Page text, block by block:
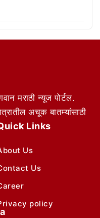
मराठी न्यूज पोर्टल.
अचूक बातम्यांसाठी
Links
Us
Us
policy